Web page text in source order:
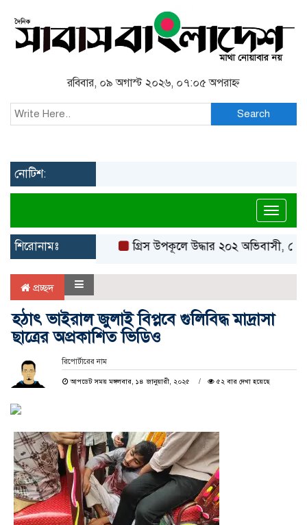
রবিবার, ০৯ অগাস্ট ২০২৬, ০৭:০৫ অপরাহ্ন
Search
নোটিশ:
শিরোনামঃ গ্রিস উপকূলে উদ্ধার ২০২ অভিবাসী,
প্রচ্ছদ
হঠাৎ ভাইরাল জুলাই বিপ্লবে গুলিবিদ্ধ মাদ্রাসা
ছাত্রের অপ্রকাশিত ভিডিও
রিপোর্টারের নাম
আপডেট সময় মঙ্গলবার, ১৪ জানুয়ারী, ২০২৫ ৫২ বার দেখা হয়েছে